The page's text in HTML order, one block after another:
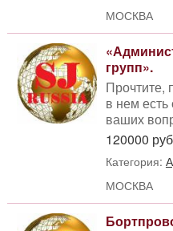
МОСКВА
групп».
Прочтите,
в нем
ваших
120000 руб
Категория:
МОСКВА